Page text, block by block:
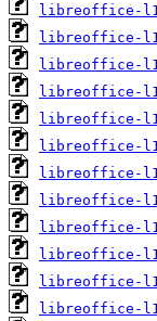
libreoffice-
libreoffice-
libreoffice-
libreoffice-
libreoffice-
libreoffice-
libreoffice-
libreoffice-
libreoffice-
libreoffice-
libreoffice-
libreoffice-